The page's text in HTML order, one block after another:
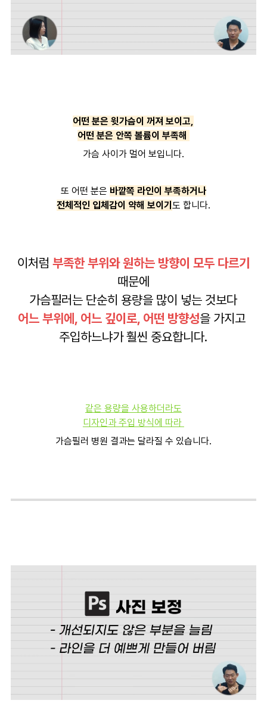
어떤 분은 윗가슴이 꺼져 보이고,
어떤 분은 안쪽 볼륨이 부족해
가슴 사이가 멀어 보입니다.
또 어떤 분은 바깥쪽 라인이 부족하거나
전체적인 입체감이 약해 보이기 도 합니다.
이처럼 부족한 부위와 원하는 방향이 모두 다르기
때문에
가슴필러는 단순히 용량을 많이 넣는 것보다
어느 부위에, 어느 깊이로, 어떤 방향성을 가지고
주입하느냐가 훨씬 중요합니다.
같은 용량을 사용하더라도
디자인과 주입 방식에 따라
가슴필러 병원 결과는 달라질 수 있습니다.